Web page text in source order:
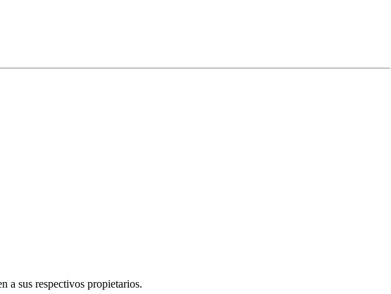
a sus respectivos propietarios.